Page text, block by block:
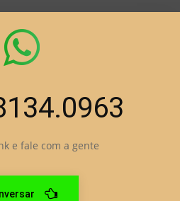
e fale com a gente